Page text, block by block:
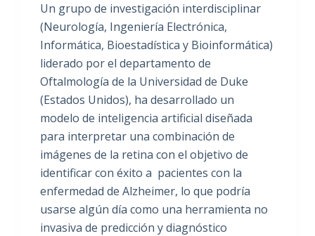
Un grupo de investigación interdisciplinar
(Neurología, Ingeniería Electrónica,
Informática, Bioestadística y Bioinformática)
liderado por el departamento de
Oftalmología de la Universidad de Duke
(Estados Unidos), ha desarrollado un
modelo de inteligencia artificial diseñada
para interpretar una combinación de
imágenes de la retina con el objetivo de
identificar con éxito a pacientes con la
enfermedad de Alzheimer, lo que podría
usarse algún día como una herramienta no
invasiva de predicción y diagnóstico